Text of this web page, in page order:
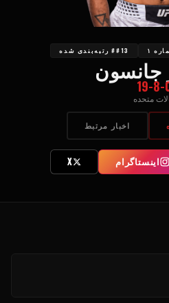
۱ ##13 رتبه‌بندی شده
جانسون
19-8-
متحده
اخبار مرتبط
اینستاگرام X